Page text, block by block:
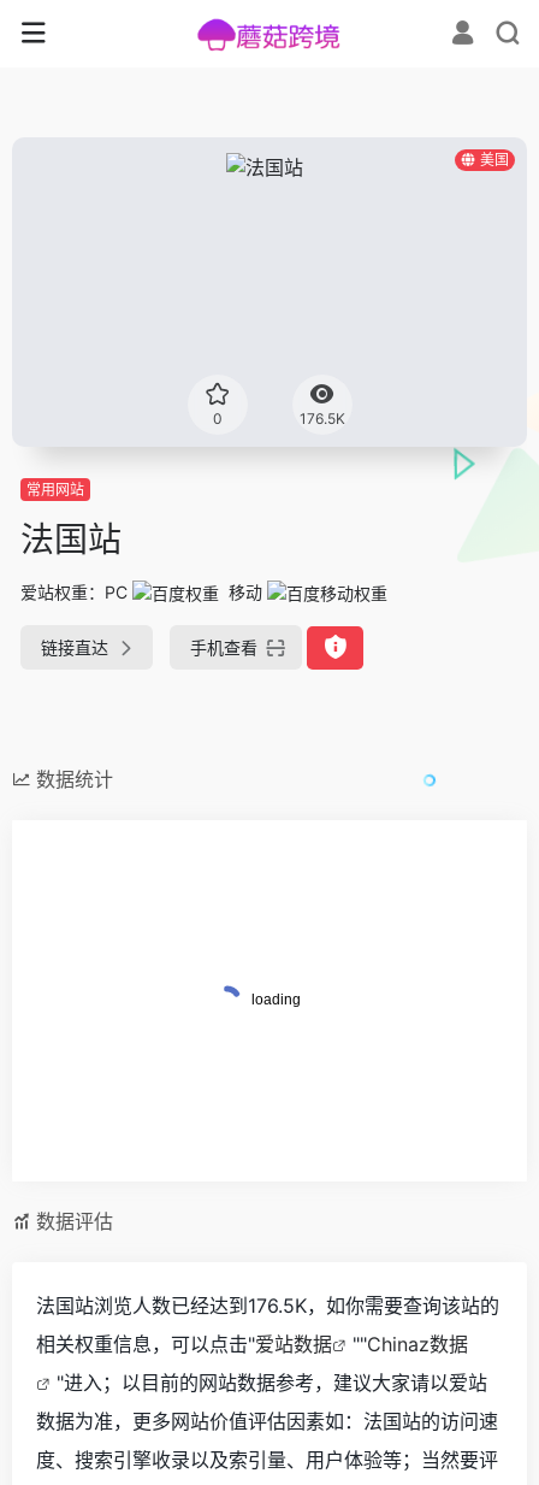
美国
0 176.5K
常用网站
法国站
爱站权重： PC 移动
链接直达 手机查看
数据统计
数据评估
法国站浏览人数已经达到176.5K，如你需要查询该站的
相关权重信息，可以点击"爱站数据 ""Chinaz数据
"进入；以目前的网站数据参考，建议大家请以爱站
数据为准，更多网站价值评估因素如：法国站的访问速
度、搜索引擎收录以及索引量、用户体验等；当然要评